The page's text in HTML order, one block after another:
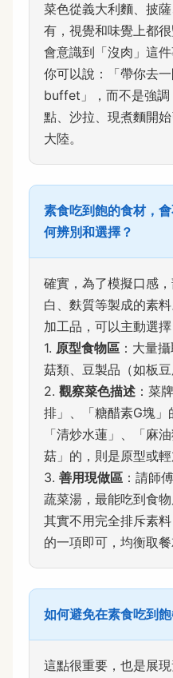
菜色從義大利麵、披
有，視覺和味覺上都
會意識到「沒肉」這
你可以說：「帶你去
buffet」，而不是強
點、沙拉、現煮麵開
大陸。
素食吃到飽的食材，
何辨別和選擇？
確實，為了模擬口感
白、麩質等製成的素
加工品，可以主動選擇
1. 原型食物區 ：大量
菇類、豆製品（如板豆
2. 觀察菜色描述 ：菜
排」、「糖醋素G塊
「清炒水蓮」、「麻
菇」的，則是原型或輕
3. 善用現做區 ：請師
蔬菜湯，最能吃到食物
其實不用完全排斥素
的一項即可，均衡取餐
如何避免在素食吃到
這點很重要，也是展